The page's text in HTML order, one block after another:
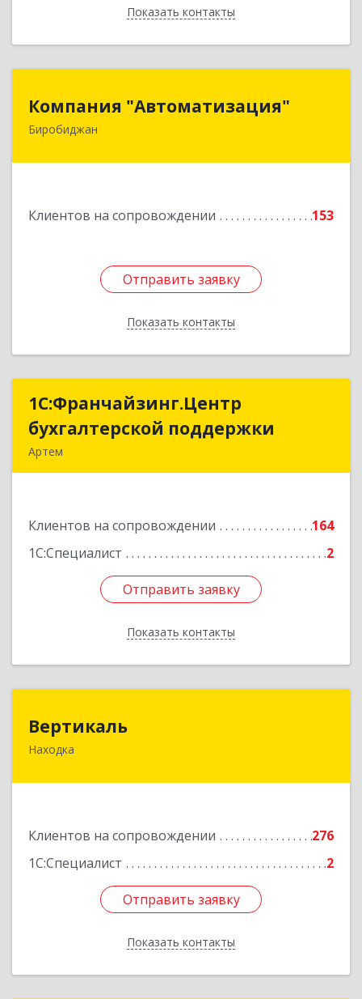
Показать контакты
Назад
Компания "Автоматизация"
Биробиджан
Клиентов на сопровождении 153
Отправить заявку
Показать контакты
679016, Еврейская Аобл, Биробиджан г,
Отправить заявку
Назад
1С:Франчайзинг.Центр
бухгалтерской поддержки
Артем
Клиентов на сопровождении
164
1С:Специалист
2
Отправить заявку
Показать контакты
1С:Франчайзинг.Центр
бухгалтерской поддержки
Подробнее
Отправить заявку
Назад
Вертикаль
Находка
Клиентов на сопровождении
276
1С:Специалист
2
Отправить заявку
Показать контакты
Отправить заявку
Назад